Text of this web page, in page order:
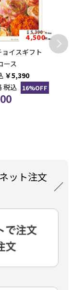
イスギフト
ース
￥5,390
税込 16%OFF
ット注文